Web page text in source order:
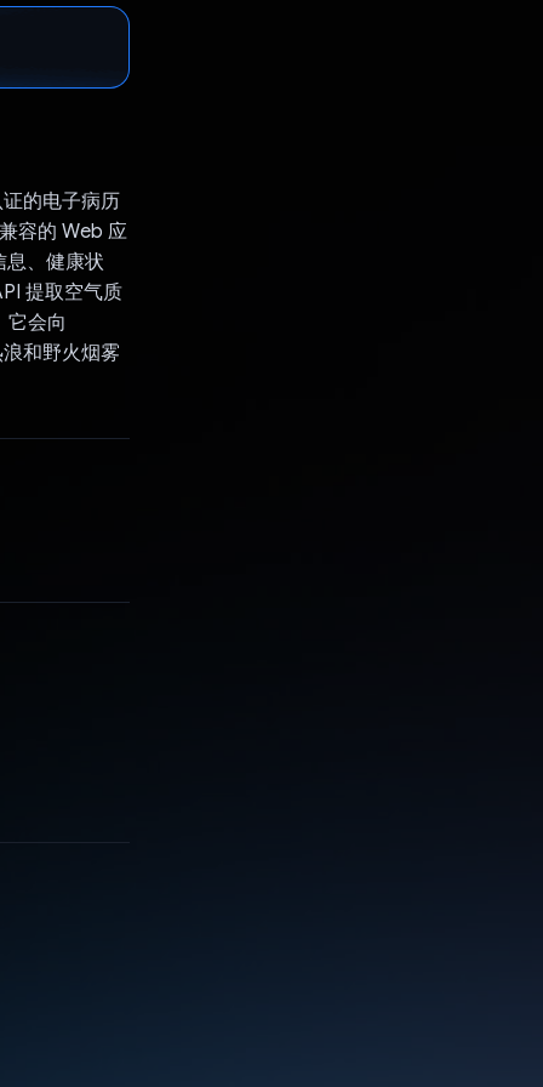
的电子病历
容的 Web 应
息、健康状
提取空气质
它会向
和野火烟雾